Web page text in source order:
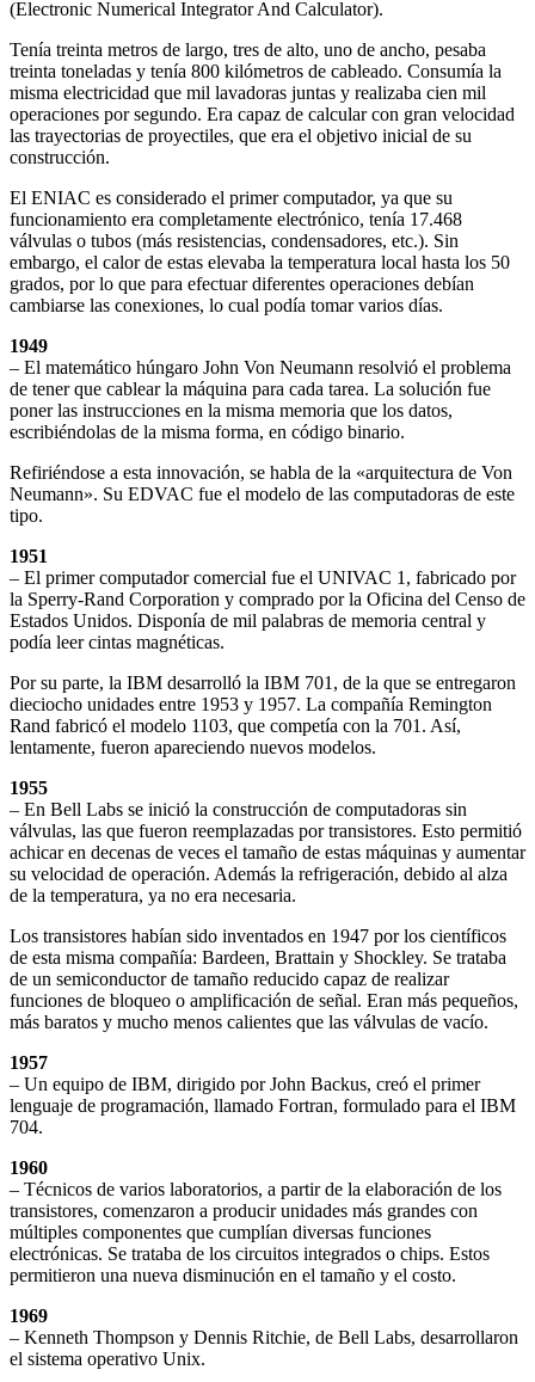
(Electronic Numerical Integrator And Calculator).
Tenía treinta metros de largo, tres de alto, uno de ancho, pesaba
treinta toneladas y tenía 800 kilómetros de cableado. Consumía la
misma electricidad que mil lavadoras juntas y realizaba cien mil
operaciones por segundo. Era capaz de calcular con gran velocidad
las trayectorias de proyectiles, que era el objetivo inicial de su
construcción.
El ENIAC es considerado el primer computador, ya que su
funcionamiento era completamente electrónico, tenía 17.468
válvulas o tubos (más resistencias, condensadores, etc.). Sin
embargo, el calor de estas elevaba la temperatura local hasta los 50
grados, por lo que para efectuar diferentes operaciones debían
cambiarse las conexiones, lo cual podía tomar varios días.
1949
– El matemático húngaro John Von Neumann resolvió el problema
de tener que cablear la máquina para cada tarea. La solución fue
poner las instrucciones en la misma memoria que los datos,
escribiéndolas de la misma forma, en código binario.
Refiriéndose a esta innovación, se habla de la «arquitectura de Von
Neumann». Su EDVAC fue el modelo de las computadoras de este
tipo.
1951
– El primer computador comercial fue el UNIVAC 1, fabricado por
la Sperry-Rand Corporation y comprado por la Oficina del Censo de
Estados Unidos. Disponía de mil palabras de memoria central y
podía leer cintas magnéticas.
Por su parte, la IBM desarrolló la IBM 701, de la que se entregaron
dieciocho unidades entre 1953 y 1957. La compañía Remington
Rand fabricó el modelo 1103, que competía con la 701. Así,
lentamente, fueron apareciendo nuevos modelos.
1955
– En Bell Labs se inició la construcción de computadoras sin
válvulas, las que fueron reemplazadas por transistores. Esto permitió
achicar en decenas de veces el tamaño de estas máquinas y aumentar
su velocidad de operación. Además la refrigeración, debido al alza
de la temperatura, ya no era necesaria.
Los transistores habían sido inventados en 1947 por los científicos
de esta misma compañía: Bardeen, Brattain y Shockley. Se trataba
de un semiconductor de tamaño reducido capaz de realizar
funciones de bloqueo o amplificación de señal. Eran más pequeños,
más baratos y mucho menos calientes que las válvulas de vacío.
1957
– Un equipo de IBM, dirigido por John Backus, creó el primer
lenguaje de programación, llamado Fortran, formulado para el IBM
704.
1960
– Técnicos de varios laboratorios, a partir de la elaboración de los
transistores, comenzaron a producir unidades más grandes con
múltiples componentes que cumplían diversas funciones
electrónicas. Se trataba de los circuitos integrados o chips. Estos
permitieron una nueva disminución en el tamaño y el costo.
1969
– Kenneth Thompson y Dennis Ritchie, de Bell Labs, desarrollaron
el sistema operativo Unix.